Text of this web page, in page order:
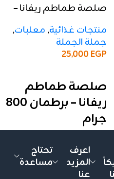
صلصة طماطم ريفانا –
منتجات غذائية, معلبات,
جملة الجملة
25,000EGP
صلصة طماطم
ريفانا – برطمان 800
جرام
الوزن:
التركيز:22–24%
اعرف
المزيد
عنا
تحتاج
مساعدة